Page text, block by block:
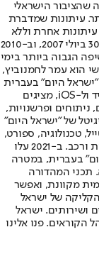
שהציבור הישראלי
עיתונות שמדברת
עיתונות אחרת וללא
תשלום. המהדורה המודפסת הראשונה פורסמה ב-30 ביולי 2007, וב-2010
הגבוה ביותר בימי
הוא עמר לחמנוביץ,
היום" בעברית
ובאנגלית, כמו כן היישומונים (אפליקציות) לאנדרואיד ול-iOS, מציגים
ניתוחים ופרשנויות,
של "ישראל היום"
טכנולוגיה, ספורט,
כלכלה וצרכנות, בריאות, חיילים, אוכל, יהדות, תיירות ורכב. ב-2021 עלו
בעברית, במטרה
תכני המהדורה
מקוונת, ואפשר
של ישראל
ושירותים. ישראל
הקוראים. פנו אלינו